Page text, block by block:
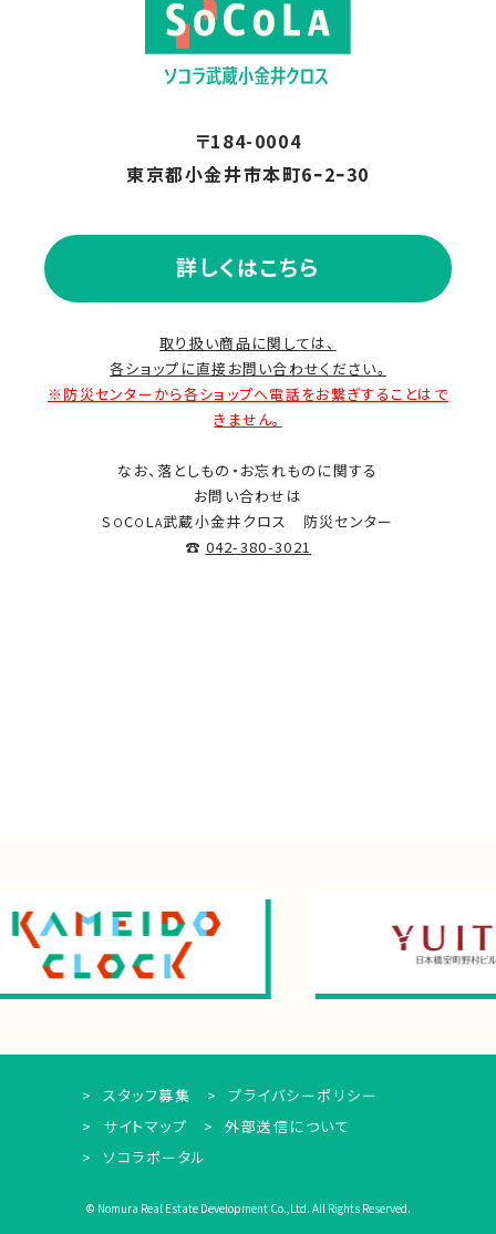
〒184-0004
東京都小金井市本町6ｰ2ｰ30
詳しくはこちら
取り扱い商品に関しては、
各ショップに直接お問い合わせください。
※防災センターから各ショップへ電話をお繋ぎすることはで
きません。
なお、落としもの・お忘れものに関する
お問い合わせは
S OCO LA武蔵小金井クロス 防災センター
☎ 042-380-3021
スタッフ募集
プライバシーポリシー
サイトマップ
外部送信について
ソコラポータル
© Nomura Real Estate Development Co.,Ltd. All Rights Reserved.